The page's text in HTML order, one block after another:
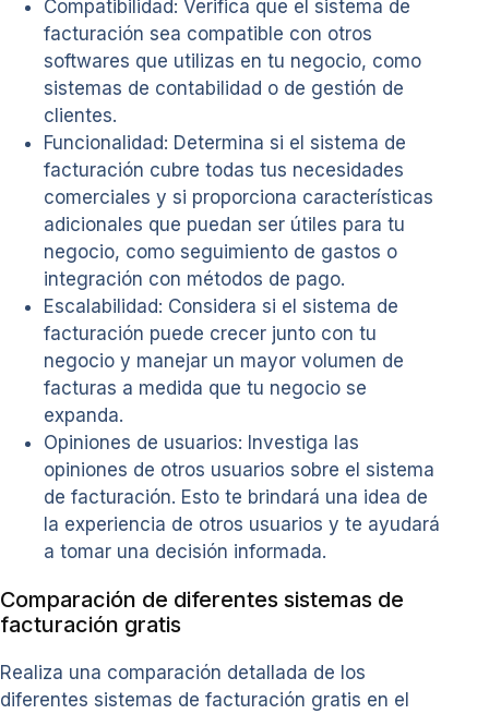
Compatibilidad: Verifica que el sistema de
facturación sea compatible con otros
softwares que utilizas en tu negocio, como
sistemas de contabilidad o de gestión de
clientes.
Funcionalidad: Determina si el sistema de
facturación cubre todas tus necesidades
comerciales y si proporciona características
adicionales que puedan ser útiles para tu
negocio, como seguimiento de gastos o
integración con métodos de pago.
Escalabilidad: Considera si el sistema de
facturación puede crecer junto con tu
negocio y manejar un mayor volumen de
facturas a medida que tu negocio se
expanda.
Opiniones de usuarios: Investiga las
opiniones de otros usuarios sobre el sistema
de facturación. Esto te brindará una idea de
la experiencia de otros usuarios y te ayudará
a tomar una decisión informada.
Comparación de diferentes sistemas de
facturación gratis
Realiza una comparación detallada de los
diferentes sistemas de facturación gratis en el